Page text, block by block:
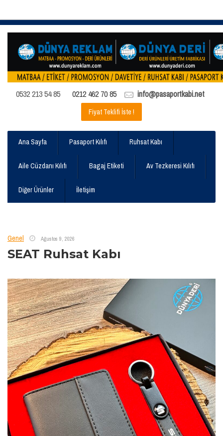
0532 213 54 85 0212 462 70 85 info@pasaportkabi.net
Fiyat Teklifi İste !
Ana Sayfa Pasaport Kılıfı Ruhsat Kabı
Aile Cüzdanı Kılıfı Bagaj Etiketi Av Tezkeresi Kılıfı
Diğer Ürünler İletişim
Genel Ağustos 9, 2026
SEAT Ruhsat Kabı